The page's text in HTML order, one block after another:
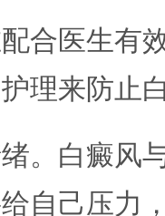
合医生有
理来防止
白癜风
自己压力